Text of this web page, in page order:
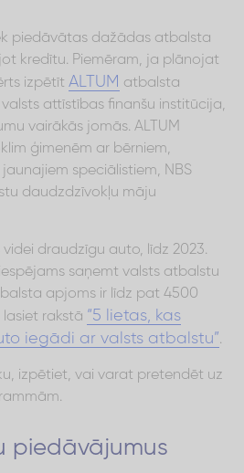
piedāvātas dažādas atbalsta
kredītu. Piemēram, ja plānojat
izpētīt ALTUM atbalsta
attīstības finanšu institūcija,
vairākās jomās. ALTUM
ģimenēm ar bērniem,
speciālistiem, NBS
daudzdzīvokļu māju
draudzīgu auto, līdz 2023.
saņemt valsts atbalstu
apjoms ir līdz pat 4500
lasiet rakstā “5 lietas, kas
iegādi ar valsts atbalstu”.
izpētiet, vai varat pretendēt uz
piedāvājumus